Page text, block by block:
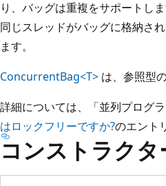
り、バッグは重複をサポートしま
同じスレッドがバッグに格納さ
ます。
ConcurrentBag<T> は、参照型
詳細については、「並列プログ
はロックフリーですか?のエント
コンストラクタ